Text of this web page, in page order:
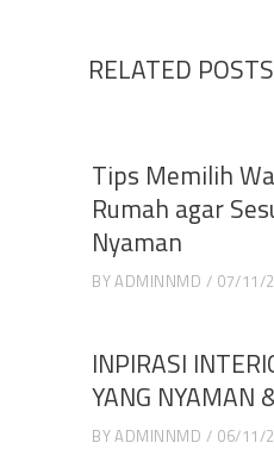
RELATED POSTS
Tips Memilih
Rumah agar
Nyaman
BYADMINNMD 07/11/
INPIRASI
YANG NYAMAN
BYADMINNMD 06/11/